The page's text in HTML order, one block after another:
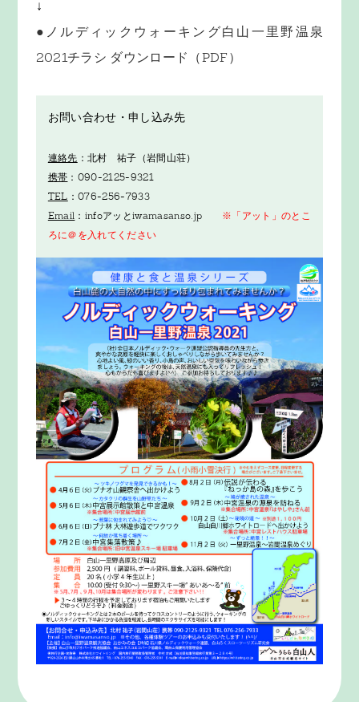
↓
●ノルディックウォーキング白山一里野温泉
2021チラシ ダウンロード（PDF）
お問い合わせ・申し込み先
連絡先 ：北村 祐子（岩間山荘）
携帯 ：090-2125-9321
TEL ：076-256-7933
Email ：infoアッとiwamasanso.jp ※「アット」のとこ
ろに＠を入れてください